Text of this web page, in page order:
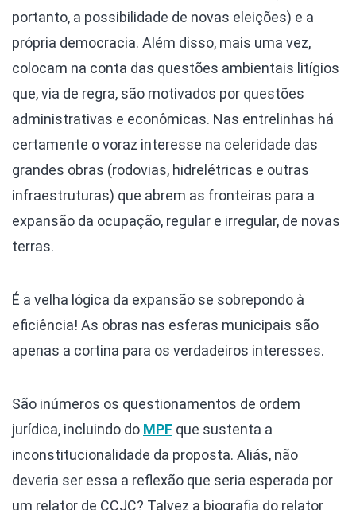
portanto, a possibilidade de novas eleições) e a
própria democracia. Além disso, mais uma vez,
colocam na conta das questões ambientais litígios
que, via de regra, são motivados por questões
administrativas e econômicas. Nas entrelinhas há
certamente o voraz interesse na celeridade das
grandes obras (rodovias, hidrelétricas e outras
infraestruturas) que abrem as fronteiras para a
expansão da ocupação, regular e irregular, de novas
terras.
É a velha lógica da expansão se sobrepondo à
eficiência! As obras nas esferas municipais são
apenas a cortina para os verdadeiros interesses.
São inúmeros os questionamentos de ordem
jurídica, incluindo do MPF que sustenta a
inconstitucionalidade da proposta. Aliás, não
deveria ser essa a reflexão que seria esperada por
um relator de CCJC? Talvez a biografia do relator